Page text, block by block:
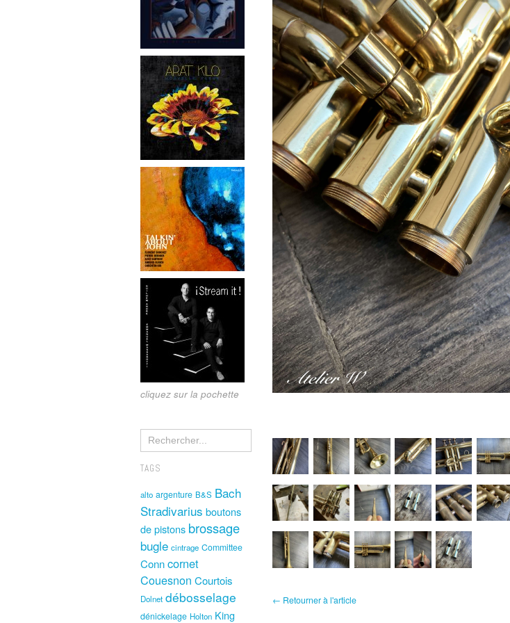
cliquez sur la pochette
TAGS
alto argenture B&S Bach
Stradivarius boutons
de pistons brossage
bugle cintrage Committee
Conncornet
Couesnon Courtois
Dolnet débosselage
dénickelage Holton King
← Retourner à l'article